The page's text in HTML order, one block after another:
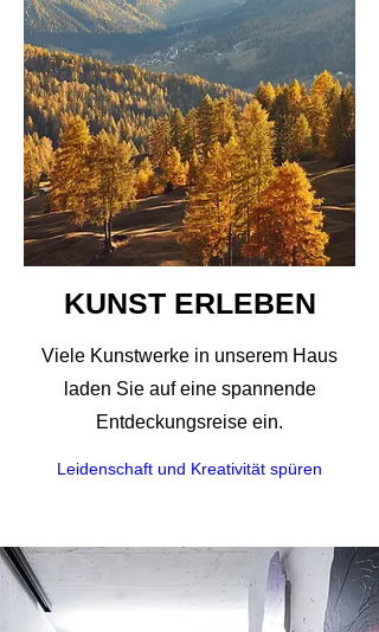
KUNST ERLEBEN
Viele Kunstwerke in unserem Haus
laden Sie auf eine spannende
Entdeckungsreise ein.
Leidenschaft und Kreativität spüren